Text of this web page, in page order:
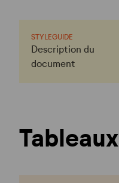
STYLEGUIDE
Description du
document
Tableaux